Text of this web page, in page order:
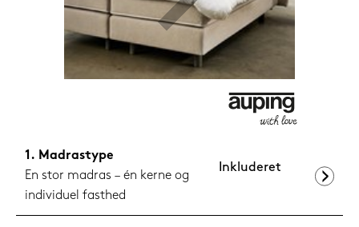
Madrastype
En stor madras – én kerne og
individuel fasthed
Inkluderet